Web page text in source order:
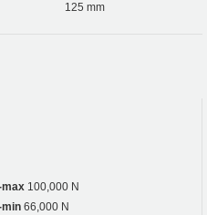
125 mm
max 100,000 N
66,000 N